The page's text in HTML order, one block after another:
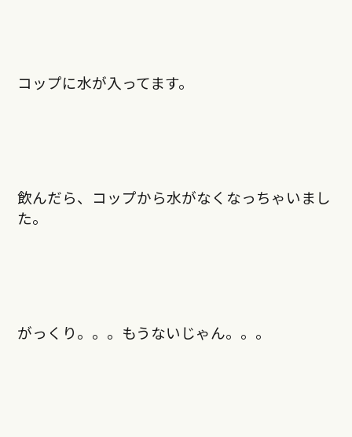
コップに水が入ってます。
飲んだら、コップから水がなくなっちゃいまし
た。
がっくり。。。もうないじゃん。。。